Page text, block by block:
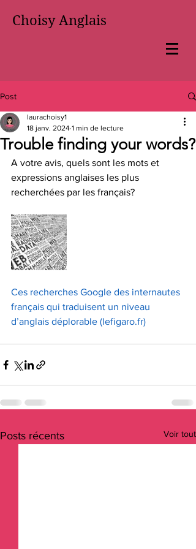
Choisy Anglais
Post
Trouble finding your words?
laurachoisy1
18 janv. 2024 1 min de lecture
A votre avis, quels sont les mots et
expressions anglaises les plus
recherchées par les français?
Ces recherches Google des internautes
français qui traduisent un niveau
d’anglais déplorable (lefigaro.fr)
Posts récents Voir tout